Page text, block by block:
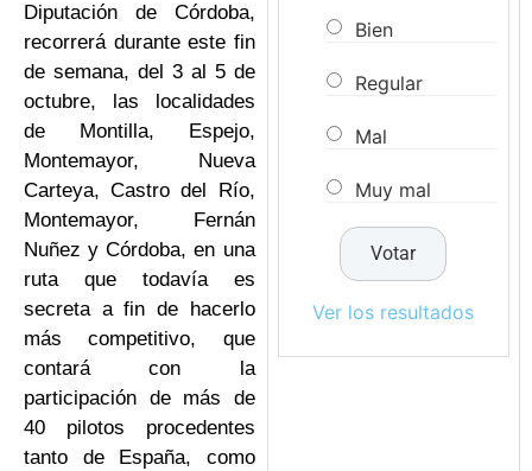
Diputación de Córdoba,
recorrerá durante este fin
de semana, del 3 al 5 de
octubre, las localidades
de Montilla, Espejo,
Montemayor, Nueva
Carteya, Castro del Río,
Montemayor, Fernán
Nuñez y Córdoba, en una
ruta que todavía es
secreta a fin de hacerlo
más competitivo, que
contará con la
participación de más de
40 pilotos procedentes
tanto de España, como
Bien
Regular
Mal
Muy mal
Ver los resultados